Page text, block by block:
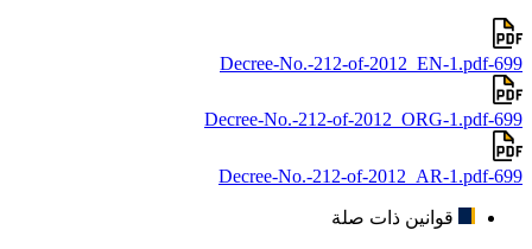
699-Decree-No.-212-of-2012_EN-1.pdf
699-Decree-No.-212-of-2012_ORG-1.pdf
699-Decree-No.-212-of-2012_AR-1.pdf
قوانين ذات صلة